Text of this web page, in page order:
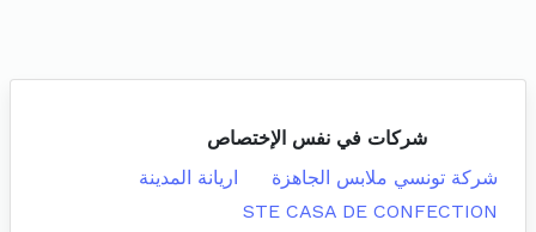
شركات في نفس الإختصاص
شركة تونسي ملابس الجاهزة
اريانة المدينة
STE CASA DE CONFECTION